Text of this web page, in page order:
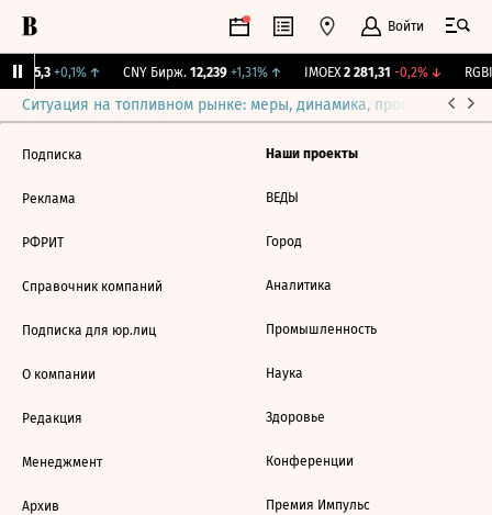
Войти
115,3 +0,1%↑ CNY Бирж. 12,239 +1,31%↑ IMOEX 2 281,31 -0,2%↓
Ситуация на топливном рынке: меры, динамика, прогнозы
Подписка
Реклама
РФРИТ
Справочник компаний
Подписка для юр.лиц
О компании
Редакция
Менеджмент
Архив
Наши проекты
ВЕДЫ
Город
Аналитика
Промышленность
Наука
Здоровье
Конференции
Премия Импульс